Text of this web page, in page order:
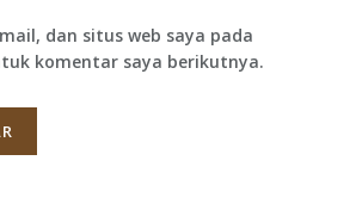
dan situs web saya pada
komentar saya berikutnya.